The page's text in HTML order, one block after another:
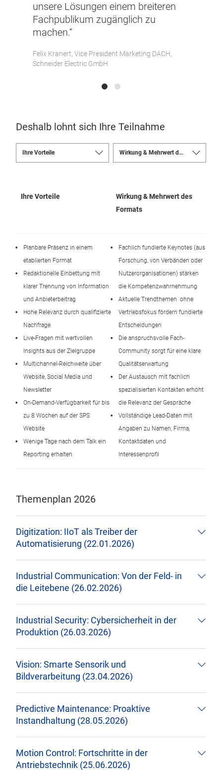
unsere Lösungen einem breiteren
Fachpublikum zugänglich zu
machen.“
Felix Kranert, Vice President Marketing DACH,
Schneider Electric GmbH
Deshalb lohnt sich Ihre Teilnahme
Ihre Vorteile
Planbare Präsenz in einem
etablierten Format
Redaktionelle Einbettung mit
klarer Trennung von Information
und Anbieterbeitrag
Hohe Relevanz durch qualifizierte
Nachfrage
Live-Fragen mit wertvollen
Insights aus der Zielgruppe
Multichannel-Reichweite über
Website, Social Media und
Newsletter
On-Demand-Verfügbarkeit für bis
zu 8 Wochen auf der SPS
Website
Wenige Tage nach dem Talk ein
Reporting erhalten
Wirkung & Mehrwert des
Formats
Fachlich fundierte Keynotes (aus
Forschung, von Verbänden oder
Nutzerorganisationen) stärken
die Kompetenzwahrnehmung
Aktuelle Trendthemen ohne
Vertriebsfokus fördern fundierte
Entscheidungen
Die anspruchsvolle Fach-
Community sorgt für eine klare
Qualitätserwartung
Der Austausch mit fachlich
spezialisierten Kontakten erhöht
die Relevanz der Gespräche
Vollständige Lead-Daten mit
Angaben zu Namen, Firma,
Kontaktdaten und
Interessenprofil
Themenplan 2026
Digitization: IIoT als Treiber der
Automatisierung (22.01.2026)
Industrial Communication: Von der Feld- in
die Leitebene (26.02.2026)
Industrial Security: Cybersicherheit in der
Produktion (26.03.2026)
Vision: Smarte Sensorik und
Bildverarbeitung (23.04.2026)
Predictive Maintenance: Proaktive
Instandhaltung (28.05.2026)
Motion Control: Fortschritte in der
Antriebstechnik (25.06.2026)